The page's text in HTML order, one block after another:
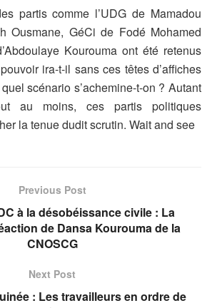
partis comme l’UDG de Mamadou
Ousmane, GéCi de Fodé Mohamed
Kourouma ont été retenus
ira-t-il sans ces têtes d’affiches
scénario s’achemine-t-on ? Autant
au moins, ces partis politiques
la tenue dudit scrutin. Wait and see
Previous Post
à la désobéissance civile : La
de Dansa Kourouma de la
CNOSCG
Next Post
: Les travailleurs en ordre de